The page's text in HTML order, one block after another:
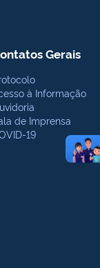
Gerais
à Informação
de Imprensa
19